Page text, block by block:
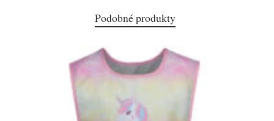
Podobné produkty